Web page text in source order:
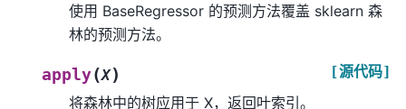
使用 BaseRegressor 的预测方法覆盖 sklearn 森
林的预测方法。
apply(X) [源代码]
将森林中的树应用于 X，返回叶索引。